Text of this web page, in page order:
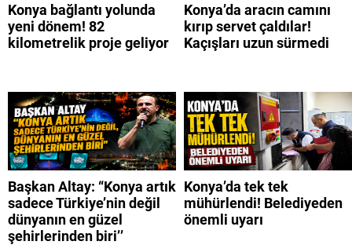
Konya bağlantı yolunda
yeni dönem! 82
kilometrelik proje geliyor
Konya’da aracın camını
kırıp servet çaldılar!
Kaçışları uzun sürmedi
Başkan Altay: “Konya artık
sadece Türkiye’nin değil
dünyanın en güzel
şehirlerinden biri’’
Konya’da tek tek
mühürlendi! Belediyeden
önemli uyarı